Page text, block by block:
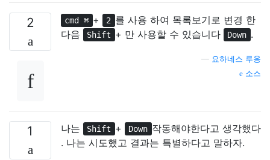
2 cmd ⌘ + 2 를 사용 하여 목록보기로 변경 한
다음
Shift + 만 사용할 수 있습니다 Down .
요하네스 루옹
소스
1 나는 Shift + Down 작동해야한다고 생각했다
. 나는 시도했고 결과는 특별하다고 말하자.